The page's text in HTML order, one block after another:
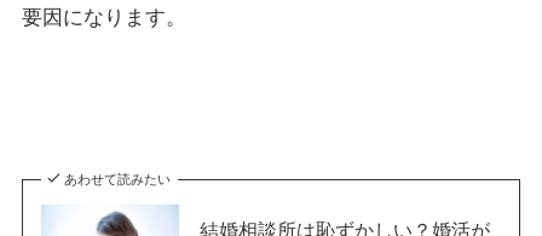
要因になります。
あわせて読みたい
結婚相談所は恥ずかしい？婚活が